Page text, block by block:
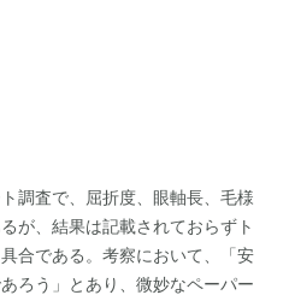
調査で、屈折度、眼軸長、毛様
が、結果は記載されておらずト
合である。考察において、「安
ろう」とあり、微妙なペーパー